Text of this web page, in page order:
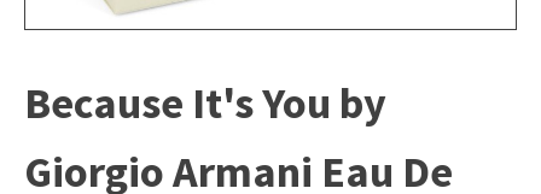
Because It's You by
Giorgio Armani Eau De